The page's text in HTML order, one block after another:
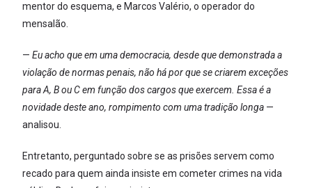
mentor do esquema, e Marcos Valério, o operador do
mensalão.
—Eu acho que em uma democracia, desde que demonstrada a
violação de normas penais, não há por que se criarem exceções
para A, B ou C em função dos cargos que exercem. Essa é a
novidade deste ano, rompimento com uma tradição longa —
analisou.
Entretanto, perguntado sobre se as prisões servem como
recado para quem ainda insiste em cometer crimes na vida